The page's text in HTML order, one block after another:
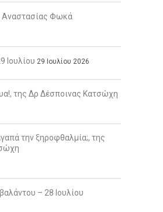
Αναστασίας Φωκά
Ιουλίου 29 Ιουλίου 2026
της Δρ Δέσποινας Κατσώχη
την ξηροφθαλμία;, της
– 28 Ιουλίου